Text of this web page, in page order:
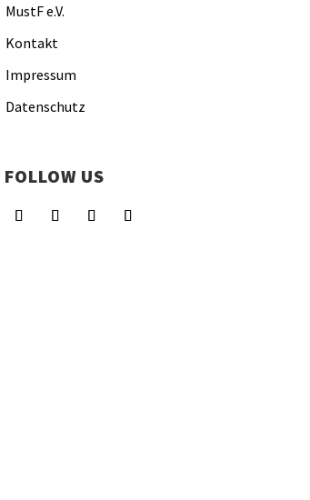
MustF e.V.
Kontakt
Impressum
Datenschutz
FOLLOW US